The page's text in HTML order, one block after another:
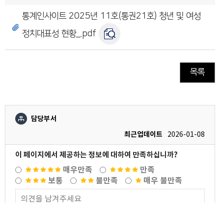
통계인사이트 2025년 11호(통권21호) 청년 및 여성
정치대표성 현황_.pdf
목록
담당부서
최근업데이트
2026-01-08
이 페이지에서 제공하는 정보에 대하여 만족하십니까?
매우만족
만족
보통
불만족 매우 불만족